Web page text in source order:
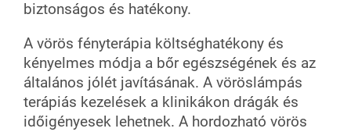
biztonságos és hatékony.
A vörös fényterápia költséghatékony és
kényelmes módja a bőr egészségének és az
általános jólét javításának. A vöröslámpás
terápiás kezelések a klinikákon drágák és
időigényesek lehetnek. A hordozható vörös